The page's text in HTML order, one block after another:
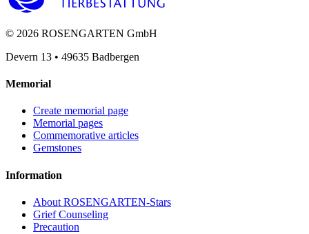
© 2026 ROSENGARTEN GmbH
Devern 13 • 49635 Badbergen
Memorial
Create memorial page
Memorial pages
Commemorative articles
Gemstones
Information
About ROSENGARTEN-Stars
Grief Counseling
Precaution